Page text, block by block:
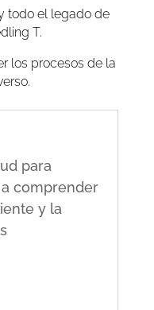
todo el legado de
T.
los procesos de la
para
comprender
y la